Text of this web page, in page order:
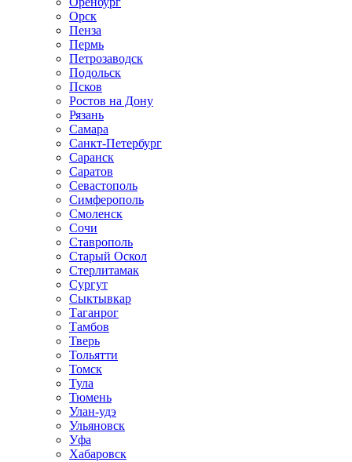
Орск
Пенза
Пермь
Петрозаводск
Подольск
Псков
Ростов на Дону
Рязань
Самара
Санкт-Петербург
Саранск
Саратов
Севастополь
Симферополь
Смоленск
Сочи
Ставрополь
Старый Оскол
Стерлитамак
Сургут
Сыктывкар
Таганрог
Тамбов
Тверь
Тольятти
Томск
Тула
Тюмень
Улан-удэ
Ульяновск
Уфа
Хабаровск